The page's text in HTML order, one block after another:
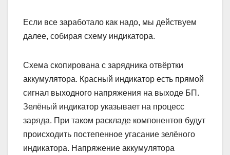
Если все заработало как надо, мы действуем
далее, собирая схему индикатора.
Схема скопирована с зарядника отвёртки
аккумулятора. Красный индикатор есть прямой
сигнал выходного напряжения на выходе БП.
Зелёный индикатор указывает на процесс
заряда. При таком раскладе компонентов будут
происходить постепенное угасание зелёного
индикатора. Напряжение аккумулятора